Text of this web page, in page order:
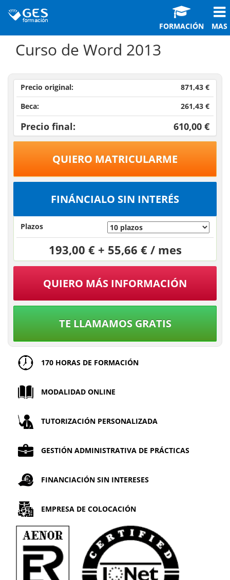
FORMACIÓN MAS
Curso de Word 2013
Precio original:
871,43 €
Beca:
261,43 €
Precio final: 610,00 €
QUIERO MATRICULARME
FINÁNCIALO SIN INTERÉS
Plazos
193,00 € + 55,66 € / mes
QUIERO MÁS INFORMACIÓN
TE LLAMAMOS GRATIS
170 HORAS DE FORMACIÓN
MODALIDAD ONLINE
TUTORIZACIÓN PERSONALIZADA
GESTIÓN ADMINISTRATIVA DE PRÁCTICAS
FINANCIACIÓN SIN INTERESES
EMPRESA DE COLOCACIÓN